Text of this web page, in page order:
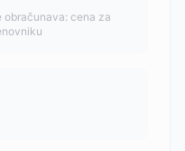
obračunava: cena za